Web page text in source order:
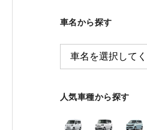
車名から探す
人気車種から探す